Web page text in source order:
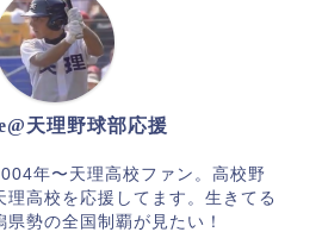
天理野球部応援
年〜天理高校ファン。高校野
理高校を応援してます。生きてる
勢の全国制覇が見たい！